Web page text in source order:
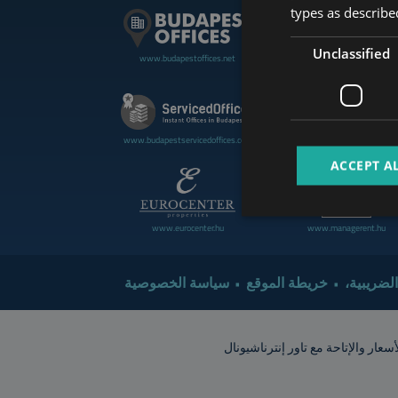
www.budapestoffices.net
www.budapestservicedoffices.com
www.managerent.hu
www.eurocenter.hu
خريطة الموقع سياسة الخصوصية
types as
Unclassified
ACCEPT